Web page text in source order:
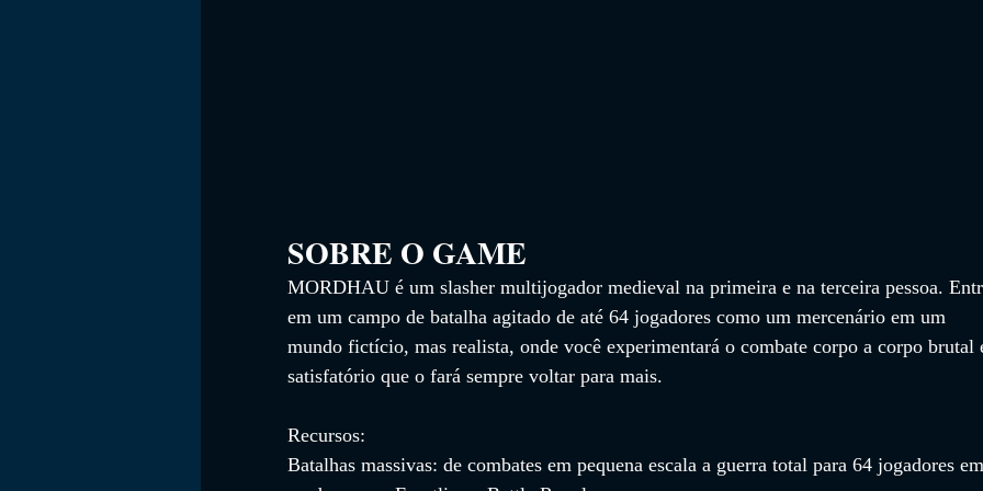
SOBRE O GAME
MORDHAU é um slasher multijogador medieval na primeira e na terceira pessoa.
em um campo de batalha agitado de até 64 jogadores como um mercenário em um
mundo fictício, mas realista, onde você experimentará o combate corpo a corpo brutal
satisfatório que o fará sempre voltar para mais.
Recursos:
Batalhas massivas: de combates em pequena escala a guerra total para 64 jogadores em